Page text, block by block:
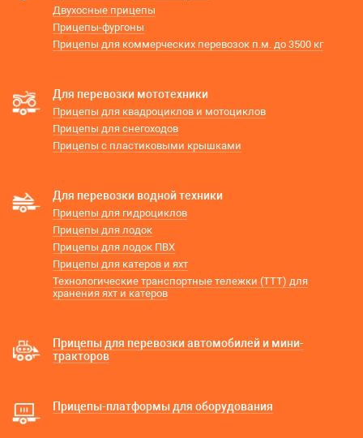
Двухосные прицепы
Прицепы-фургоны
Прицепы для коммерческих перевозок п.м. до 3500 кг
Для перевозки мототехники
Прицепы для квадроциклов и мотоциклов
Прицепы для снегоходов
Прицепы с пластиковыми крышками
Для перевозки водной техники
Прицепы для гидроциклов
Прицепы для лодок
Прицепы для лодок ПВХ
Прицепы для катеров и яхт
Технологические транспортные тележки (ТТТ) для
хранения яхт и катеров
Прицепы для перевозки автомобилей и мини-
тракторов
Прицепы-платформы для оборудования